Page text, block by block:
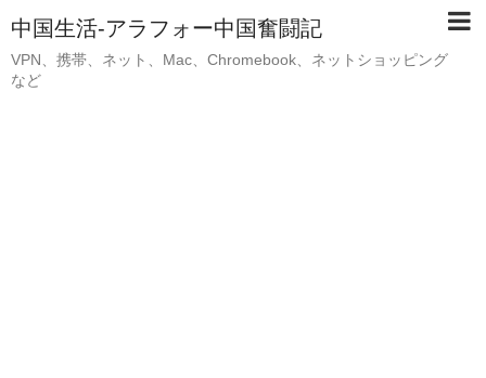
中国生活-アラフォー中国奮闘記
VPN、携帯、ネット、Mac、Chromebook、ネットショッピング
など